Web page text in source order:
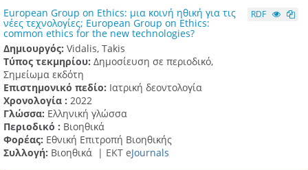
European Group on Ethics: μια κοινή ηθική για τις
νέες τεχνολογίες; European Group on Ethics:
common ethics for the new technologies?
Δημιουργός: Vidalis, Takis
Τύπος τεκμηρίου: Δημοσίευση σε περιοδικό,
Σημείωμα εκδότη
Επιστημονικό πεδίο: Ιατρική δεοντολογία
Χρονολογία : 2022
Γλώσσα: Ελληνική γλώσσα
Περιοδικό : Βιοηθικά
Φορέας: Εθνική Επιτροπή Βιοηθικής
Συλλογή: Βιοηθικά | ΕΚΤ eJournals
RDF